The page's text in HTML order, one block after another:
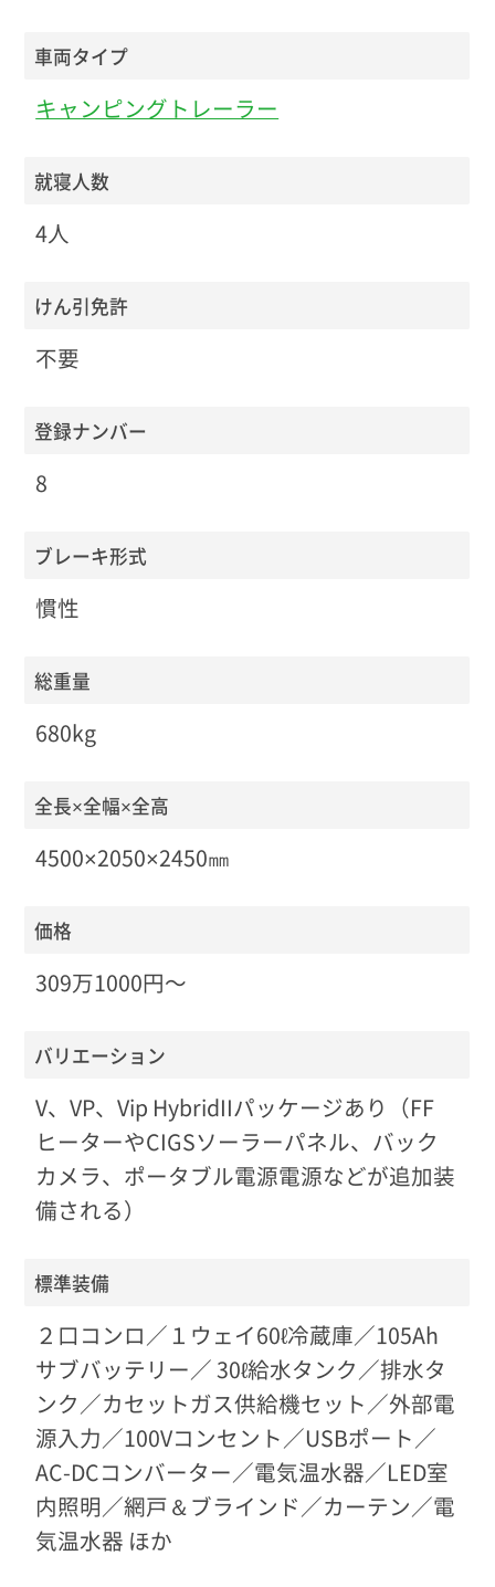
車両タイプ
キャンピングトレーラー
就寝人数
4人
けん引免許
不要
登録ナンバー
8
ブレーキ形式
慣性
総重量
680kg
全長×全幅×全高
4500×2050×2450㎜
価格
309万1000円〜
バリエーション
V、VP、Vip HybridIIパッケージあり（FF
ヒーターやCIGSソーラーパネル、バック
カメラ、ポータブル電源電源などが追加装
備される）
標準装備
２口コンロ／１ウェイ60ℓ冷蔵庫／105Ah
サブバッテリー／ 30ℓ給水タンク／排水タ
ンク／カセットガス供給機セット／外部電
源入力／100Vコンセント／USBポート／
AC-DCコンバーター／電気温水器／LED室
内照明／網戸＆ブラインド／カーテン／電
気温水器 ほか